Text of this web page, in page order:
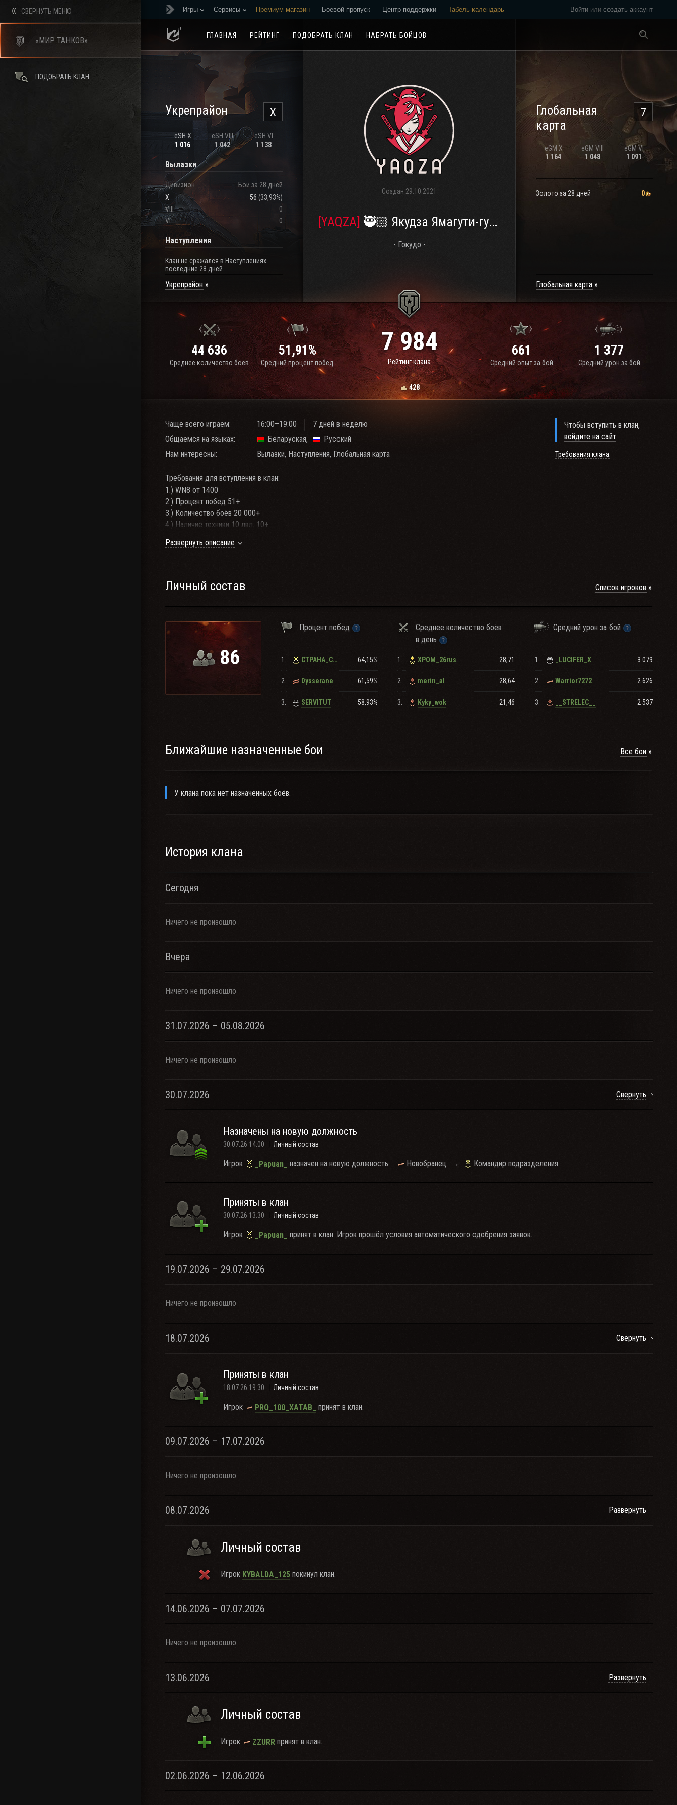
Войти или создать аккаунт
Игры Сервисы Премиум магазин Боевой пропуск Центр поддержки Табель-календарь
ГЛАВНАЯ РЕЙТИНГ ПОДОБРАТЬ КЛАН НАБРАТЬ БОЙЦОВ
X
Укрепрайон
eSH X
1 016
eSH VIII
1 042
eSH VI
1 138
Вылазки
Дивизион
Бои за 28 дней
X
56 (33,93%)
VIII
0
VI
0
Наступления
Клан не сражался в Наступлениях
последние 28 дней.
Укрепрайон
Создан 29.10.2021
[YAQZA] 🥷🏻 Якудза Ямагути-гуми 🥷🏻
- Гокудо -
7
Глобальная
карта
eGM X
1 164
eGM VIII
1 048
eGM VI
1 091
Золото за 28 дней 0
Глобальная карта
44 636
Среднее количество боёв
51,91%
Средний процент побед
7 984
Рейтинг клана
428
661
Средний опыт за бой
1 377
Средний урон за бой
Чаще всего играем: 16:00–19:00
7 дней в неделю
Общаемся на языках:
Беларуская
Русский
Нам интересны:
Вылазки, Наступления, Глобальная карта
Требования для вступления в клан:
1.) WN8 от 1400
2.) Процент побед 51+
3.) Количество боёв 20 000+
4.) Наличие техники 10 лвл. 10+
Правила клана:
2.) Если ты в игре с 20:00 МСК - ты в TeamSpeak 3 !!!!
3.)Игнор клановых мероприятий НЕ ДОПУСТИМО!!!
P.S. Более подробные сведения о вступлении в клан узнать у Вербовщиков и Офицерского состава
Развернуть описание
Чтобы вступить в клан,
войдите на сайт.
Требования клана
Личный состав Список игроков
86
Процент побед
Среднее количество боёв
в день
Средний урон за бой
1. CTPAHA_C0BET0B 64,15%
2. Dysserane 61,59%
3. SERVITUT 58,93%
1. XPOM_26rus 28,71
2. merin_al 28,64
3. Kyky_wok 21,46
1. _LUCIFER_X 3 079
2. Warrior7272 2 626
3. __STRELEC__ 2 537
Ближайшие назначенные бои Все бои
У клана пока нет назначенных боёв.
История клана
Сегодня
Ничего не произошло
Вчера
Ничего не произошло
31.07.2026 – 05.08.2026
Ничего не произошло
30.07.2026 Свернуть
Назначены на новую должность
30.07.26 14:00 Личный состав
Игрок _Papuan_ назначен на новую должность: Новобранец → Командир подразделения
Приняты в клан
30.07.26 13:30 Личный состав
Игрок _Papuan_ принят в клан. Игрок прошёл условия автоматического одобрения заявок.
19.07.2026 – 29.07.2026
Ничего не произошло
18.07.2026 Свернуть
Приняты в клан
18.07.26 19:30 Личный состав
Игрок PRO_100_XATAB_ принят в клан.
09.07.2026 – 17.07.2026
Ничего не произошло
08.07.2026 Развернуть
Личный состав
Игрок KYBALDA_125 покинул клан.
14.06.2026 – 07.07.2026
Ничего не произошло
13.06.2026 Развернуть
Личный состав
Игрок ZZURR принят в клан.
02.06.2026 – 12.06.2026
СВЕРНУТЬ МЕНЮ
«МИР ТАНКОВ»
ПОДОБРАТЬ КЛАН